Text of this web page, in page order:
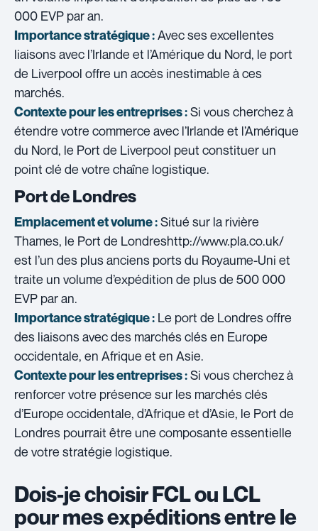
000 EVP par an.
Importance stratégique :Avec ses excellentes
liaisons avec l’Irlande et l’Amérique du Nord, le port
de Liverpool offre un accès inestimable à ces
marchés.
Contexte pour les entreprises :Si vous cherchez à
étendre votre commerce avec l’Irlande et l’Amérique
du Nord, le Port de Liverpool peut constituer un
point clé de votre chaîne logistique.
Port de Londres
Emplacement et volume :Situé sur la rivière
Thames, le Port de Londreshttp://www.pla.co.uk/
est l’un des plus anciens ports du Royaume-Uni et
traite un volume d’expédition de plus de 500 000
EVP par an.
Importance stratégique : Le port de Londres offre
des liaisons avec des marchés clés en Europe
occidentale, en Afrique et en Asie.
Contexte pour les entreprises :Si vous cherchez à
renforcer votre présence sur les marchés clés
d’Europe occidentale, d’Afrique et d’Asie, le Port de
Londres pourrait être une composante essentielle
de votre stratégie logistique.
Dois-je choisir FCL ou LCL
pour mes expéditions entre le